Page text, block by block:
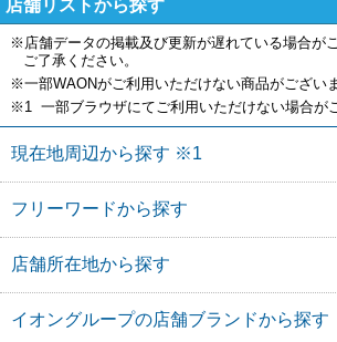
店舗リストから探す
※店舗データの掲載及び更新が遅れている場合が
ご了承ください。
※一部WAONがご利用いただけない商品がございま
※1 一部ブラウザにてご利用いただけない場合が
現在地周辺から探す ※1
フリーワードから探す
店舗所在地から探す
イオングループの店舗ブランドから探す